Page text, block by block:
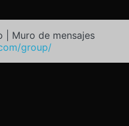
| Muro de mensajes
group/